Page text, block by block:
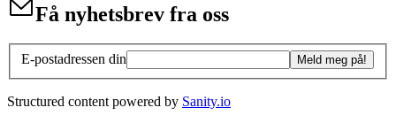
Få nyhetsbrev fra oss
E-postadressen din Meld meg på!
Structured content powered by Sanity.io